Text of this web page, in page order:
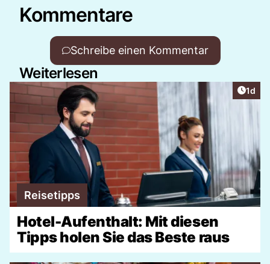
Kommentare
Schreibe einen Kommentar
Weiterlesen
1d
Reisetipps
Hotel-Aufenthalt: Mit diesen
Tipps holen Sie das Beste raus